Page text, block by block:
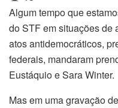
Algum tempo que
do STF em situações de
atos antidemocráticos,
federais, mandaram
Eustáquio e Sara Winter.
Mas em uma gravação